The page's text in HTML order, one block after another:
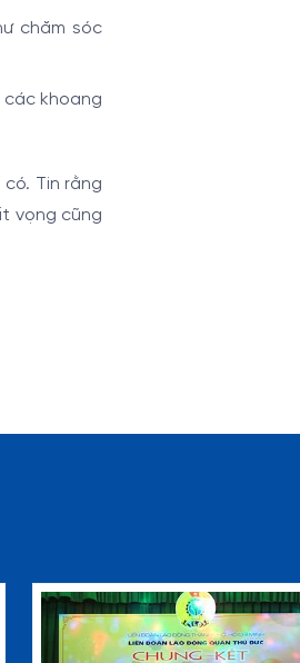
chăm sóc
các khoang
Tin rằng
vọng cũng